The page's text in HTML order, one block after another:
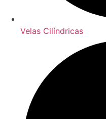
Velas Cilíndricas